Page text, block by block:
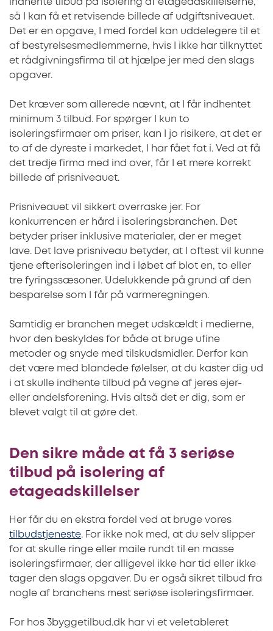
indhente tilbud på isolering af etageadskillelserne,
så I kan få et retvisende billede af udgiftsniveauet.
Det er en opgave, I med fordel kan uddelegere til et
af bestyrelsesmedlemmerne, hvis I ikke har tilknyttet
et rådgivningsfirma til at hjælpe jer med den slags
opgaver.
Det kræver som allerede nævnt, at I får indhentet
minimum 3 tilbud. For spørger I kun to
isoleringsfirmaer om priser, kan I jo risikere, at det er
to af de dyreste i markedet, I har fået fat i. Ved at få
det tredje firma med ind over, får I et mere korrekt
billede af prisniveauet.
Prisniveauet vil sikkert overraske jer. For
konkurrencen er hård i isoleringsbranchen. Det
betyder priser inklusive materialer, der er meget
lave. Det lave prisniveau betyder, at I oftest vil kunne
tjene efterisoleringen ind i løbet af blot en, to eller
tre fyringssæsoner. Udelukkende på grund af den
besparelse som I får på varmeregningen.
Samtidig er branchen meget udskældt i medierne,
hvor den beskyldes for både at bruge ufine
metoder og snyde med tilskudsmidler. Derfor kan
det være med blandede følelser, at du kaster dig ud
i at skulle indhente tilbud på vegne af jeres ejer-
eller andelsforening. Hvis altså det er dig, som er
blevet valgt til at gøre det.
Den sikre måde at få 3 seriøse
tilbud på isolering af
etageadskillelser
Her får du en ekstra fordel ved at bruge vores
tilbudstjeneste. For ikke nok med, at du selv slipper
for at skulle ringe eller maile rundt til en masse
isoleringsfirmaer, der alligevel ikke har tid eller ikke
tager den slags opgaver. Du er også sikret tilbud fra
nogle af branchens mest seriøse isoleringsfirmaer.
For hos 3byggetilbud.dk har vi et veletableret